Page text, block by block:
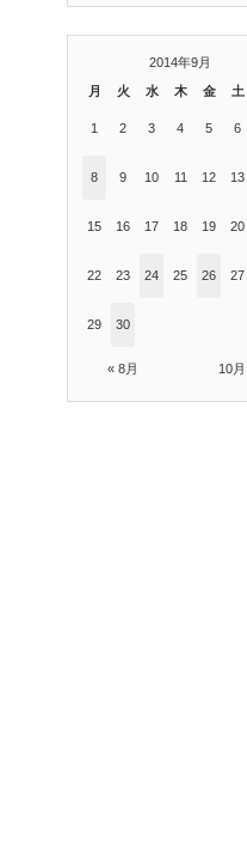
2014年9月
月
火 水 木 金 土
« 8月 10
1 2 3 4 5 6
8 9 10 11 12 13
15 16 17 18 19 20
22 23 24 25 26 27
29 30